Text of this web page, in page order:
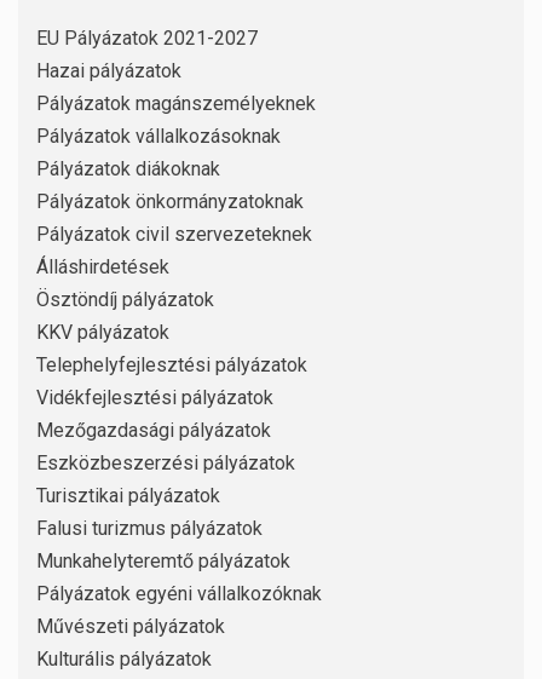
EU Pályázatok 2021-2027
Hazai pályázatok
Pályázatok magánszemélyeknek
Pályázatok vállalkozásoknak
Pályázatok diákoknak
Pályázatok önkormányzatoknak
Pályázatok civil szervezeteknek
Álláshirdetések
Ösztöndíj pályázatok
KKV pályázatok
Telephelyfejlesztési pályázatok
Vidékfejlesztési pályázatok
Mezőgazdasági pályázatok
Eszközbeszerzési pályázatok
Turisztikai pályázatok
Falusi turizmus pályázatok
Munkahelyteremtő pályázatok
Pályázatok egyéni vállalkozóknak
Művészeti pályázatok
Kulturális pályázatok